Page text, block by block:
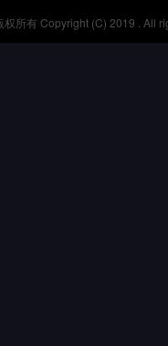
权所有 Copyright (C) 2019 . All